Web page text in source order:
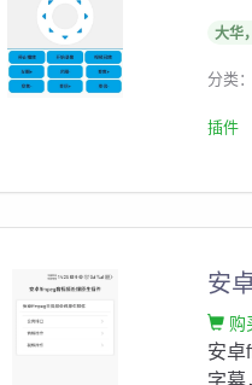
大华
分类
插件
安
购
安
字